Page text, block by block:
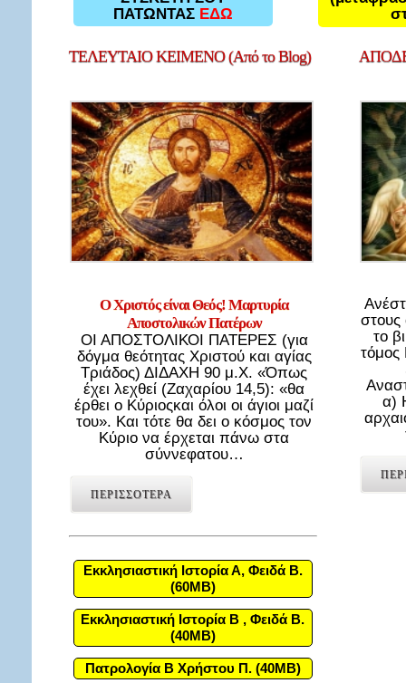
ΠΑΤΩΝΤΑΣ ΕΔΩ
ΤΕΛΕΥΤΑΙΟΚΕΙΜΕΝΟ (Από το Blog)
Ο Χριστός είναι Θεός! Μαρτυρία
Αποστολικών Πατέρων
ΟΙ ΑΠΟΣΤΟΛΙΚΟΙ ΠΑΤΕΡΕΣ (για
δόγμα θεότητας Χριστού και αγίας
Τριάδος) ΔΙΔΑΧΗ 90 μ.Χ. «Όπως
έχει λεχθεί (Ζαχαρίου 14,5): «θα
έρθει ο Κύριοςκαι όλοι οι άγιοι μαζί
του». Και τότε θα δει ο κόσμος τον
Κύριο να έρχεται πάνω στα
σύννεφατου…
ΠΕΡΙΣΣΟΤΕΡΑ
Εκκλησιαστική Ιστορία Α, Φειδά Β.
(60MB)
Εκκλησιαστική Ιστορία Β , Φειδά Β.
(40MB)
Πατρολογία Β Χρήστου Π. (40MB)
στους
το
α)